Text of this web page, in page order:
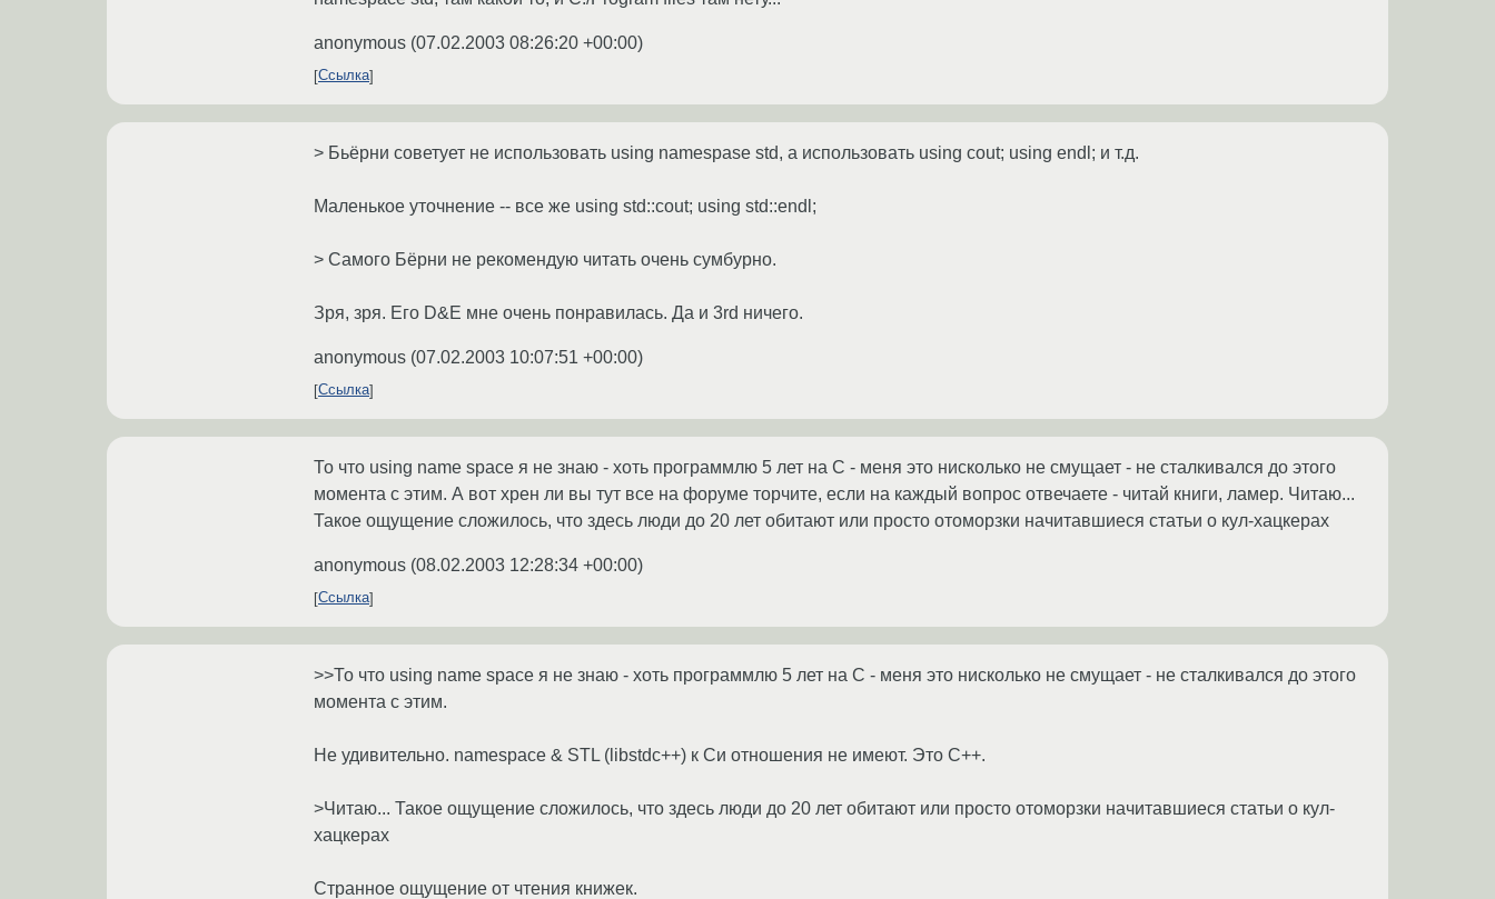
anonymous (07.02.2003 08:26:20 +00:00)
Ссылка
> Бьёрни советует не использовать using namespase std, а использовать using cout; using endl; и т.д.
Маленькое уточнение -- все же using std::cout; using std::endl;
> Самого Бёрни не рекомендую читать очень сумбурно.
Зря, зря. Его D&E мне очень понравилась. Да и 3rd ничего.
anonymous (07.02.2003 10:07:51 +00:00)
Ссылка
То что using name space я не знаю - хоть программлю 5 лет на C - меня это нисколько не смущает - не сталкивался до этого
момента с этим. А вот хрен ли вы тут все на форуме торчите, если на каждый вопрос отвечаете - читай книги, ламер. Читаю...
Такое ощущение сложилось, что здесь люди до 20 лет обитают или просто отоморзки начитавшиеся статьи о кул-хацкерах
anonymous (08.02.2003 12:28:34 +00:00)
Ссылка
>>То что using name space я не знаю - хоть программлю 5 лет на C - меня это нисколько не смущает - не сталкивался до этого
момента с этим.
Не удивительно. namespace & STL (libstdc++) к Си отношения не имеют. Это С++.
>Читаю... Такое ощущение сложилось, что здесь люди до 20 лет обитают или просто отоморзки начитавшиеся статьи о кул-
хацкерах
Странное ощущение от чтения книжек.